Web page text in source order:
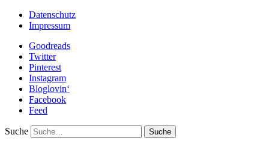
Datenschutz
Impressum
Goodreads
Twitter
Pinterest
Instagram
Bloglovin‘
Facebook
Feed
Suche